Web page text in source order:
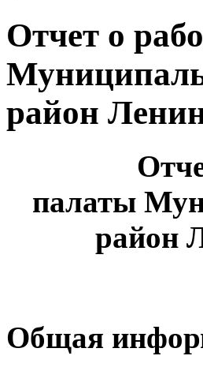
Отчет о
район
палаты
район
Общая